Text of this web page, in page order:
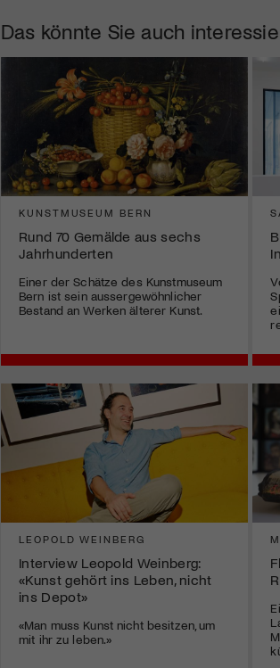
Das könnte Sie auch
KUNSTMUSEUM BERN
Rund 70 Gemälde aus sechs
Jahrhunderten
Einer der Schätze des Kunstmuseum
Bern ist sein aussergewöhnlicher
Bestand an Werken älterer Kunst.
LEOPOLD WEINBERG
Interview Leopold Weinberg:
«Kunst gehört ins Leben, nicht
ins Depot»
«Man muss Kunst nicht besitzen, um
mit ihr zu leben.»